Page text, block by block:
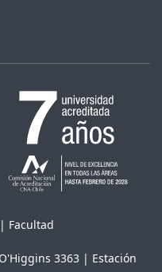
Facultad
3363 | Estación